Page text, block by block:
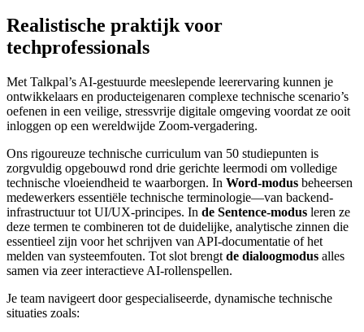
Realistische praktijk voor
techprofessionals
Met Talkpal’s AI-gestuurde meeslepende leerervaring kunnen je
ontwikkelaars en producteigenaren complexe technische scenario’s
oefenen in een veilige, stressvrije digitale omgeving voordat ze ooit
inloggen op een wereldwijde Zoom-vergadering.
Ons rigoureuze technische curriculum van 50 studiepunten is
zorgvuldig opgebouwd rond drie gerichte leermodi om volledige
technische vloeiendheid te waarborgen. In Word-modus beheersen
medewerkers essentiële technische terminologie—van backend-
infrastructuur tot UI/UX-principes. In de Sentence-modus leren ze
deze termen te combineren tot de duidelijke, analytische zinnen die
essentieel zijn voor het schrijven van API-documentatie of het
melden van systeemfouten. Tot slot brengt de dialoogmodus alles
samen via zeer interactieve AI-rollenspellen.
Je team navigeert door gespecialiseerde, dynamische technische
situaties zoals: